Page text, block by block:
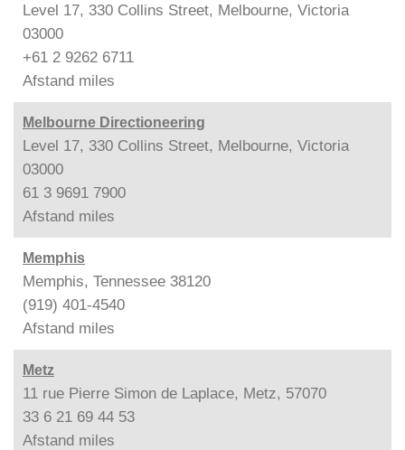
Level 17, 330 Collins Street, Melbourne, Victoria
03000
+61 2 9262 6711
Afstand miles
Melbourne Directioneering
Level 17, 330 Collins Street, Melbourne, Victoria
03000
61 3 9691 7900
Afstand miles
Memphis
Memphis, Tennessee 38120
(919) 401-4540
Afstand miles
Metz
11 rue Pierre Simon de Laplace, Metz, 57070
33 6 21 69 44 53
Afstand miles